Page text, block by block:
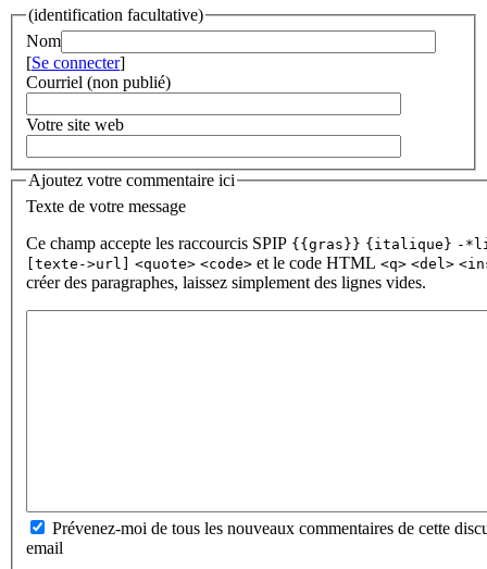
(identification facultative)
Nom
[Se connecter]
Courriel (non publié)
Votre site web
Ajoutez votre commentaire ici
Texte de votre message
Ce champ accepte les raccourcis SPIP {{gras}} {italique} -
[texte->url]
<quote> <code> et le code HTML <q> <del>
créer des paragraphes, laissez simplement des lignes vides.
Prévenez-moi de tous les nouveaux commentaires de cette
email